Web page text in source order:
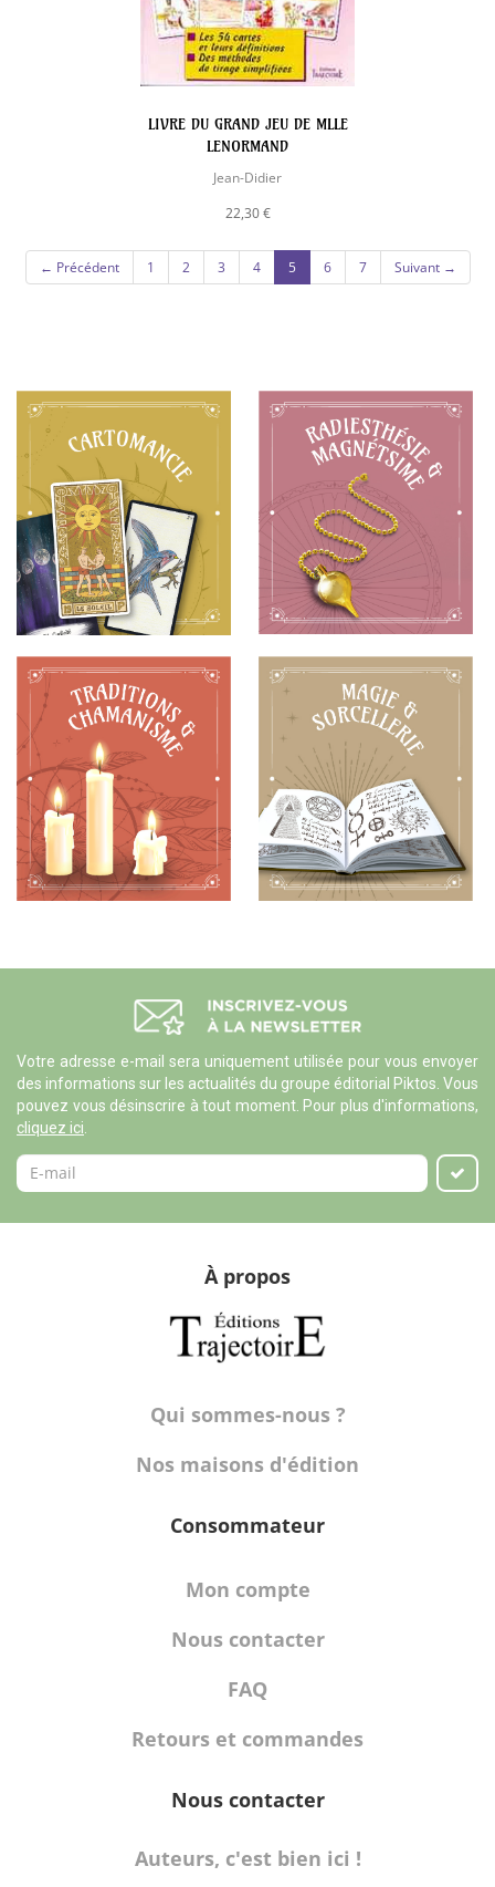
LIVRE DU GRAND JEU DE MLLE
LENORMAND
Jean-Didier
22,30 €
← Précédent 1 2 3 4 5(current)
6 7 Suivant →
Votre adresse e-mail sera uniquement utilisée pour vous envoyer
des informations sur les actualités du groupe éditorial Piktos. Vous
pouvez vous désinscrire à tout moment. Pour plus d'informations,
cliquez ici
À propos
Qui sommes-nous ?
Nos maisons d'édition
Consommateur
Mon compte
Nous contacter
FAQ
Retours et commandes
Nous contacter
Auteurs, c'est bien ici !